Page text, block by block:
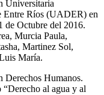
Universitaria
Ríos (UADER) en
de Octubre del 2016.
Murcia Paula,
Martinez Sol,
María.
Derechos Humanos.
al agua y al